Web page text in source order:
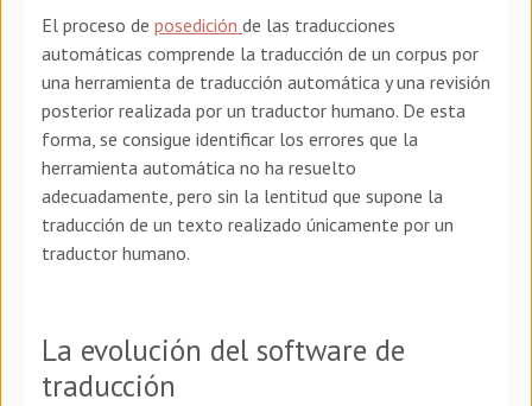
El proceso de posedición de las traducciones
automáticas comprende la traducción de un corpus por
una herramienta de traducción automática y una revisión
posterior realizada por un traductor humano. De esta
forma, se consigue identificar los errores que la
herramienta automática no ha resuelto
adecuadamente, pero sin la lentitud que supone la
traducción de un texto realizado únicamente por un
traductor humano.
La evolución del software de
traducción